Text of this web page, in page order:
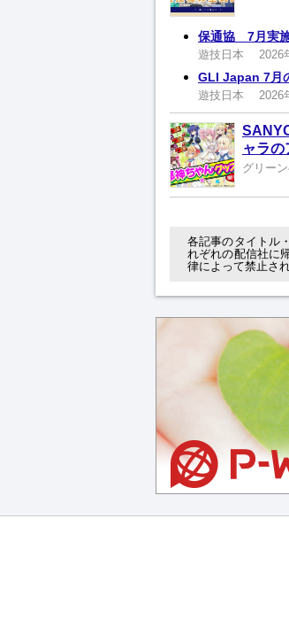
保通協 7月実
遊技日本 2026
GLI Japan 7月
遊技日本 2026
ャラ
グリー
各記事のタイトル
れぞれの配信社に
律によって禁止さ